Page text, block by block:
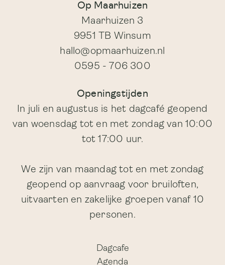
Op Maarhuizen
Maarhuizen 3
9951 TB Winsum
hallo@opmaarhuizen.nl
0595 - 706 300
Openingstijden
In juli en augustus is het dagcafé geopend
van woensdag tot en met zondag van 10:00
tot 17:00 uur.
We zijn van maandag tot en met zondag
geopend op aanvraag voor bruiloften,
uitvaarten en zakelijke groepen vanaf 10
personen.
Dagcafe
Agenda